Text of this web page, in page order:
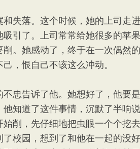
失落。这个时候，她的上司走
引了。上司常常给她很多的苹
。她感动了，终于在一次偶然
，恨自己不该这么冲动。
忠告诉了他。她想好了，他要
知道了这件事情，沉默了半响
削，先仔细地把虫眼一个个挖
校园，想到了和他在一起的没